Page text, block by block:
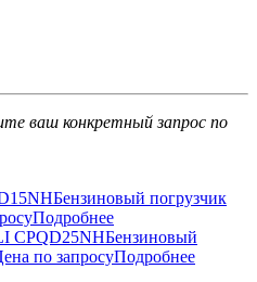
ваш конкретный запрос по
Бензиновый погрузчик
Подробнее
Бензиновый
по запросуПодробнее